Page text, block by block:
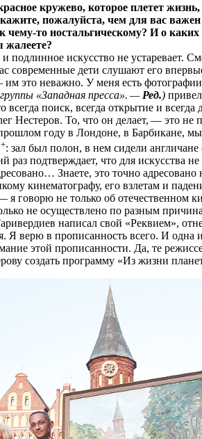
кружево, которое плетет
пожалуйста, чем для вас
к чему-то ностальгическому? И о
жалеете?
искусство не устаревает.
современные дети слушают его
это неважно. У меня есть
«Западная пресса». — Ред.)
всегда поиск, всегда открытие и
Нестеров. То, что он делает, — это
году в Лондоне, в Барбикане,
: зал был полон, в нем сидели
раз подтверждает, что для искусства
Знаете, это точно
кинематографу, его взлетам и
я говорю не только об отечественном
не осуществлено по разным
написал свой «Реквием»,
Я верю в прописанность всего. И
этой прописанности. Да, те
создать программу «Из жизни